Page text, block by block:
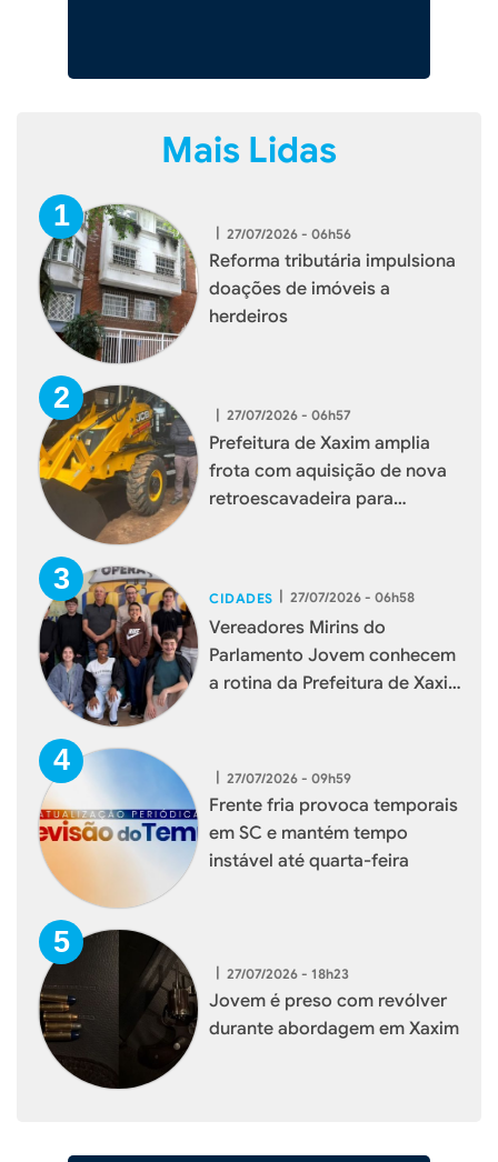
Mais Lidas
| 27/07/2026 - 06h56
Reforma tributária impulsiona
doações de imóveis a
herdeiros
| 27/07/2026 - 06h57
Prefeitura de Xaxim amplia
frota com aquisição de nova
retroescavadeira para
CIDADES | 27/07/2026 - 06h58
Vereadores Mirins do
Parlamento Jovem conhecem
a rotina da Prefeitura de Xaxim
| 27/07/2026 - 09h59
Frente fria provoca temporais
em SC e mantém tempo
instável até quarta-feira
| 27/07/2026 - 18h23
Jovem é preso com revólver
durante abordagem em Xaxim